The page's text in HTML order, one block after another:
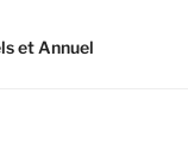
et Annuel